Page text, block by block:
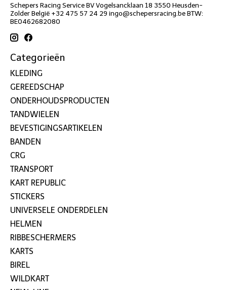
Schepers Racing Service BV Vogelsancklaan 18 3550 Heusden-
Zolder België +32 475 57 24 29 ingo@schepersracing.beBTW:
BE0462682080
Categorieën
KLEDING
GEREEDSCHAP
ONDERHOUDSPRODUCTEN
TANDWIELEN
BEVESTIGINGSARTIKELEN
BANDEN
CRG
TRANSPORT
KART REPUBLIC
STICKERS
UNIVERSELE ONDERDELEN
HELMEN
RIBBESCHERMERS
KARTS
BIREL
WILDKART